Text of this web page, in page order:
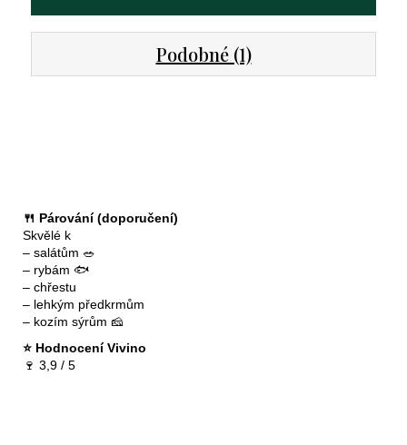
Podobné (1)
🍴 Párování (doporučení)
Skvělé k
– salátům 🥗
– rybám 🐟
– chřestu
– lehkým předkrmům
– kozím sýrům 🧀
⭐ Hodnocení Vivino
🍷 3,9 / 5